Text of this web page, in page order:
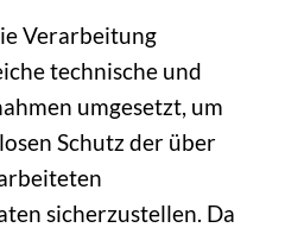
Verarbeitung
technische und
umgesetzt, um
Schutz der über
sicherzustellen. Da